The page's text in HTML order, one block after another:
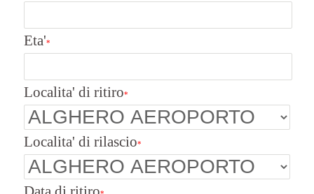
Eta'*
Localita' di ritiro*
Localita' di rilascio*